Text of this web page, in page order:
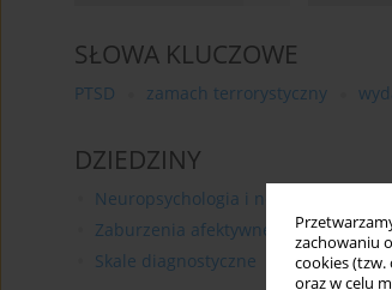
zachowaniu
cookies (tzw.
oraz w celu
SŁOWA KLUCZOWE
PTSD zamach terrorystyczny
DZIEDZINY
Neuropsychologia i neuropsychiatria
Zaburzenia afektywne
Skale diagnostyczne